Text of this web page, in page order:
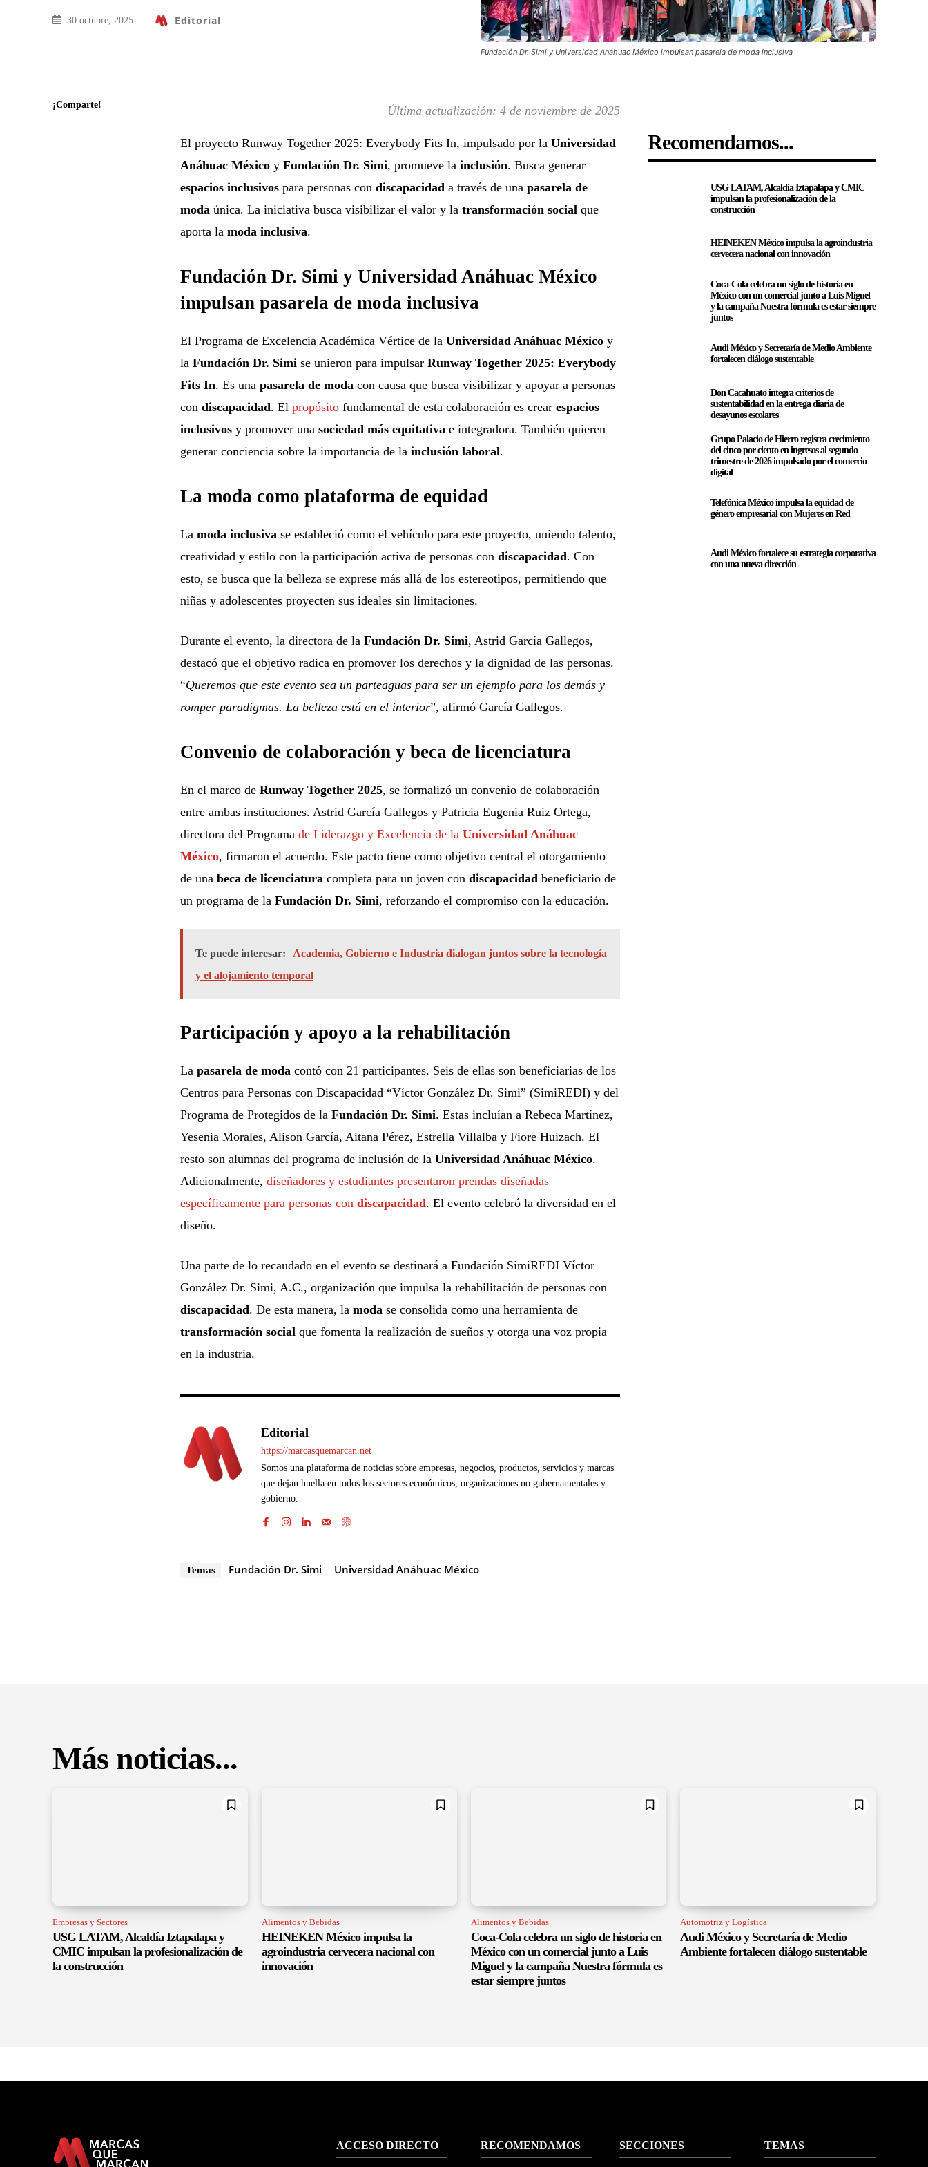
30 octubre, 2025 Editorial
Fundación Dr. Simi y Universidad Anáhuac México impulsan pasarela de moda inclusiva
¡Comparte! Última actualización:4 de noviembre de 2025
El proyecto Runway Together 2025: Everybody Fits In, impulsado por la Universidad
Anáhuac Méxicoy Fundación Dr. Simi, promueve la inclusión. Busca generar
espacios inclusivospara personas con discapacidad a través de una pasarela de
moda única. La iniciativa busca visibilizar el valor y la transformación social que
aporta la moda inclusiva.
Fundación Dr. Simi y Universidad Anáhuac México
impulsan pasarela de moda inclusiva
El Programa de Excelencia Académica Vértice de la Universidad Anáhuac Méxicoy
la Fundación Dr. Simi se unieron para impulsar Runway Together 2025: Everybody
Fits In. Es una pasarela de moda con causa que busca visibilizar y apoyar a personas
con discapacidad. El propósitofundamental de esta colaboración es crear espacios
inclusivosy promover una sociedad más equitativa e integradora. También quieren
generar conciencia sobre la importancia de la inclusión laboral.
La moda como plataforma de equidad
La moda inclusiva se estableció como el vehículo para este proyecto, uniendo talento,
creatividad y estilo con la participación activa de personas con discapacidad. Con
esto, se busca que la belleza se exprese más allá de los estereotipos, permitiendo que
niñas y adolescentes proyecten sus ideales sin limitaciones.
Durante el evento, la directora de la Fundación Dr. Simi, Astrid García Gallegos,
destacó que el objetivo radica en promover los derechos y la dignidad de las personas.
“Queremos que este evento sea un parteaguas para ser un ejemplo para los demás y
romper paradigmas. La belleza está en el interior”, afirmó García Gallegos.
Convenio de colaboración y beca de licenciatura
En el marco de Runway Together 2025, se formalizó un convenio de colaboración
entre ambas instituciones. Astrid García Gallegos y Patricia Eugenia Ruiz Ortega,
directora del Programa de Liderazgo y Excelencia de la Universidad Anáhuac
México, firmaron el acuerdo. Este pacto tiene como objetivo central el otorgamiento
de una beca de licenciatura completa para un joven con discapacidad beneficiario de
un programa de la Fundación Dr. Simi, reforzando el compromiso con la educación.
Te puede interesar:
Academia, Gobierno e Industria dialogan juntos sobre la tecnología
y el alojamiento temporal
Participación y apoyo a la rehabilitación
La pasarela de moda contó con 21 participantes. Seis de ellas son beneficiarias de los
Centros para Personas con Discapacidad “Víctor González Dr. Simi” (SimiREDI) y del
Programa de Protegidos de la Fundación Dr. Simi. Estas incluían a Rebeca Martínez,
Yesenia Morales, Alison García, Aitana Pérez, Estrella Villalba y Fiore Huizach. El
resto son alumnas del programa de inclusión de la Universidad Anáhuac México.
Adicionalmente, diseñadores y estudiantes presentaron prendas diseñadas
específicamente para personas con discapacidad. El evento celebró la diversidad en el
diseño.
Una parte de lo recaudado en el evento se destinará a Fundación SimiREDI Víctor
González Dr. Simi, A.C., organización que impulsa la rehabilitación de personas con
discapacidad. De esta manera, la moda se consolida como una herramienta de
transformación social que fomenta la realización de sueños y otorga una voz propia
en la industria.
Editorial
https://marcasquemarcan.net
Somos una plataforma de noticias sobre empresas, negocios, productos, servicios y marcas
que dejan huella en todos los sectores económicos, organizaciones no gubernamentales y
gobierno.
Temas Fundación Dr. Simi Universidad Anáhuac México
Recomendamos...
USG LATAM, Alcaldía Iztapalapa y CMIC
impulsan la profesionalización de la
construcción
HEINEKEN México impulsa la agroindustria
cervecera nacional con innovación
Coca-Cola celebra un siglo de historia en
México con un comercial junto a Luis Miguel
y la campaña Nuestra fórmula es estar siempre
juntos
Audi México y Secretaría de Medio Ambiente
fortalecen diálogo sustentable
Don Cacahuato integra criterios de
sustentabilidad en la entrega diaria de
desayunos escolares
Grupo Palacio de Hierro registra crecimiento
del cinco por ciento en ingresos al segundo
trimestre de 2026 impulsado por el comercio
digital
Telefónica México impulsa la equidad de
género empresarial con Mujeres en Red
Audi México fortalece su estrategia corporativa
con una nueva dirección
Más noticias...
Empresas y Sectores
USG LATAM, Alcaldía Iztapalapa y
CMIC impulsan la profesionalización de
la construcción
Alimentos y Bebidas
HEINEKEN México impulsa la
agroindustria cervecera nacional con
innovación
Alimentos y Bebidas
Coca-Cola celebra un siglo de historia en
México con un comercial junto a Luis
Miguel y la campaña Nuestra fórmula es
estar siempre juntos
Automotriz y Logística
Audi México y Secretaría de Medio
Ambiente fortalecen diálogo sustentable
ACCESO DIRECTO RECOMENDAMOS SECCIONES TEMAS